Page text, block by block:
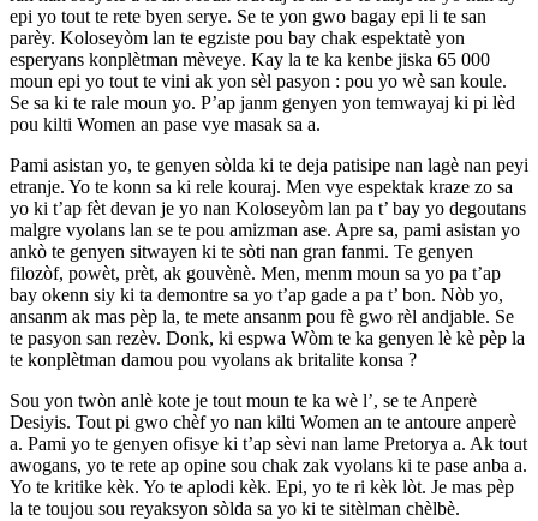
epi yo tout te rete byen serye. Se te yon gwo bagay epi li te san
parèy. Koloseyòm lan te egziste pou bay chak espektatè yon
esperyans konplètman mèveye. Kay la te ka kenbe jiska 65 000
moun epi yo tout te vini ak yon sèl pasyon : pou yo wè san koule.
Se sa ki te rale moun yo. P’ap janm genyen yon temwayaj ki pi lèd
pou kilti Women an pase vye masak sa a.
Pami asistan yo, te genyen sòlda ki te deja patisipe nan lagè nan peyi
etranje. Yo te konn sa ki rele kouraj. Men vye espektak kraze zo sa
yo ki t’ap fèt devan je yo nan Koloseyòm lan pa t’ bay yo degoutans
malgre vyolans lan se te pou amizman ase. Apre sa, pami asistan yo
ankò te genyen sitwayen ki te sòti nan gran fanmi. Te genyen
filozòf, powèt, prèt, ak gouvènè. Men, menm moun sa yo pa t’ap
bay okenn siy ki ta demontre sa yo t’ap gade a pa t’ bon. Nòb yo,
ansanm ak mas pèp la, te mete ansanm pou fè gwo rèl andjable. Se
te pasyon san rezèv. Donk, ki espwa Wòm te ka genyen lè kè pèp la
te konplètman damou pou vyolans ak britalite konsa ?
Sou yon twòn anlè kote je tout moun te ka wè l’, se te Anperè
Desiyis. Tout pi gwo chèf yo nan kilti Women an te antoure anperè
a. Pami yo te genyen ofisye ki t’ap sèvi nan lame Pretorya a. Ak tout
awogans, yo te rete ap opine sou chak zak vyolans ki te pase anba a.
Yo te kritike kèk. Yo te aplodi kèk. Epi, yo te ri kèk lòt. Je mas pèp
la te toujou sou reyaksyon sòlda sa yo ki te sitèlman chèlbè.